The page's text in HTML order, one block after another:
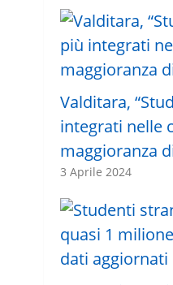
Valditara,
integrati nelle
maggioranza
3 Aprile 2024